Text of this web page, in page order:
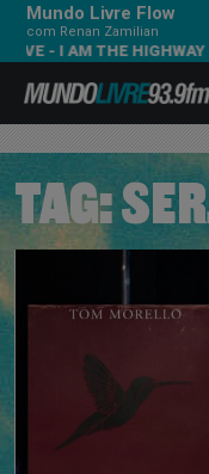
Mundo Livre Flow
com Renan Zamilian
THE HIGHWAY
TAG: